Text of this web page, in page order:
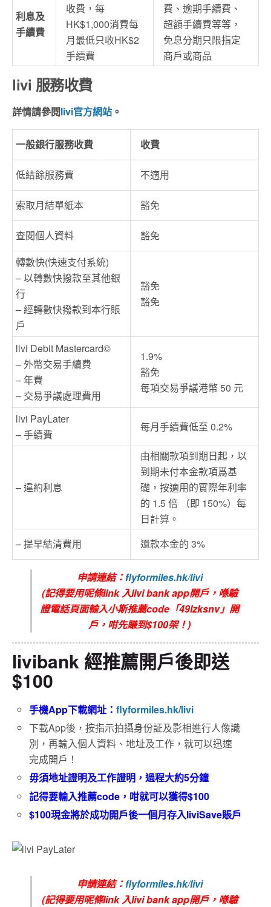
利息及
手續費
收費，每
HK$1,000消費每
月最低只收HK$2
手續費
費、逾期手續費、
超額手續費等等，
免息分期只限指定
商戶或商品
livi 服務收費
詳情請參閱livi官方網站 。
一般銀行服務收費 收費
低結餘服務費 不適用
索取月結單紙本 豁免
查閱個人資料
豁免
轉數快(快速支付系統)
– 以轉數快撥款至其他銀
行
– 經轉數快撥款到本行賬
戶
豁免
豁免
livi Debit Mastercard©
– 外幣交易手續費
– 年費
– 交易爭議處理費用
1.9%
豁免
每項交易爭議港幣 50 元
livi PayLater
– 手續費
每月手續費低至 0.2%
– 違約利息
由相關款項到期日起，以
到期未付本金款項爲基
礎，按適用的實際年利率
的 1.5 倍 （即 150%）每
日計算。
– 提早結清費用
還款本金的 3%
申請連結：flyformiles.hk/livi
(記得要用呢條link 入livi bank app開戶，喺驗
證電話頁面輸入小斯推薦code「49lzksnv」開
戶，咁先賺到$100架！)
livibank 經推薦開戶後即送
$100
手機App下載網址：flyformiles.hk/livi
下載App後，按指示拍攝身份証及影相進行人像識
別，再輸入個人資料、地址及工作，就可以迅速
完成開戶！
毋須地址證明及工作證明，過程大約5分鐘
記得要輸入推薦code，咁就可以獲得$100
$100現金將於成功開戶後一個月存入liviSave賬戶
申請連結：flyformiles.hk/livi
(記得要用呢條link 入livi bank app開戶，喺驗